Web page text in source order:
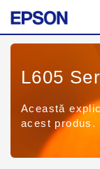
L605
Această
acest produs.